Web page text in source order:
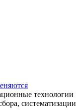
технологии
систематизации